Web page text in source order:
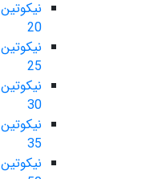
نیکوتین
20
نیکوتین
25
نیکوتین
30
نیکوتین
35
نیکوتین